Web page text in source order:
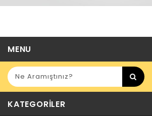
MENU
KATEGORILER